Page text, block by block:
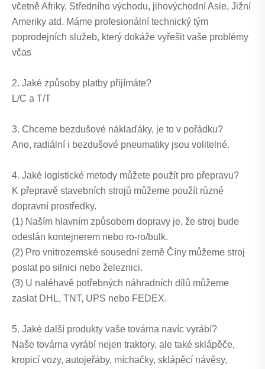
včetně Afriky, Středního východu, jihovýchodní Asie, Jižní
Ameriky atd. Máme profesionální technický tým
poprodejních služeb, který dokáže vyřešit vaše problémy
včas
2. Jaké způsoby platby přijímáte?
L/C a T/T
3. Chceme bezdušové náklaďáky, je to v pořádku?
Ano, radiální i bezdušové pneumatiky jsou volitelné.
4. Jaké logistické metody můžete použít pro přepravu?
K přepravě stavebních strojů můžeme použít různé
dopravní prostředky.
(1) Naším hlavním způsobem dopravy je, že stroj bude
odeslán kontejnerem nebo ro-ro/bulk.
(2) Pro vnitrozemské sousední země Číny můžeme stroj
poslat po silnici nebo železnici.
(3) U naléhavě potřebných náhradních dílů můžeme
zaslat DHL, TNT, UPS nebo FEDEX.
5. Jaké další produkty vaše továrna navíc vyrábí?
Naše továrna vyrábí nejen traktory, ale také sklápěče,
kropicí vozy, autojeřáby, míchačky, sklápěcí návěsy,